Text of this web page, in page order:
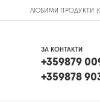
ЛЮБИМИ ПРОДУКТИ
ЗА КОНТАКТИ
+359879
+359878